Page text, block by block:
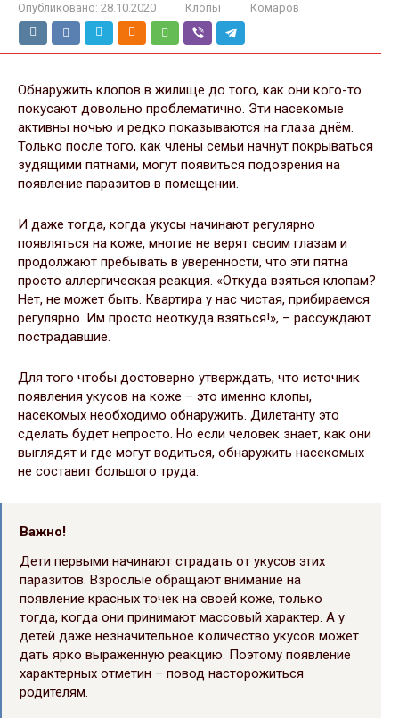
Опубликовано: 28.10.2020 Клопы Комаров
Обнаружить клопов в жилище до того, как они кого-то
покусают довольно проблематично. Эти насекомые
активны ночью и редко показываются на глаза днём.
Только после того, как члены семьи начнут покрываться
зудящими пятнами, могут появиться подозрения на
появление паразитов в помещении.
И даже тогда, когда укусы начинают регулярно
появляться на коже, многие не верят своим глазам и
продолжают пребывать в уверенности, что эти пятна
просто аллергическая реакция. «Откуда взяться клопам?
Нет, не может быть. Квартира у нас чистая, прибираемся
регулярно. Им просто неоткуда взяться!», – рассуждают
пострадавшие.
Для того чтобы достоверно утверждать, что источник
появления укусов на коже – это именно клопы,
насекомых необходимо обнаружить. Дилетанту это
сделать будет непросто. Но если человек знает, как они
выглядят и где могут водиться, обнаружить насекомых
не составит большого труда.
Важно!
Дети первыми начинают страдать от укусов этих
паразитов. Взрослые обращают внимание на
появление красных точек на своей коже, только
тогда, когда они принимают массовый характер. А у
детей даже незначительное количество укусов может
дать ярко выраженную реакцию. Поэтому появление
характерных отметин – повод насторожиться
родителям.